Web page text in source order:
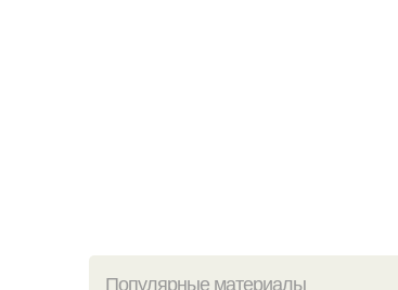
Популярные материалы